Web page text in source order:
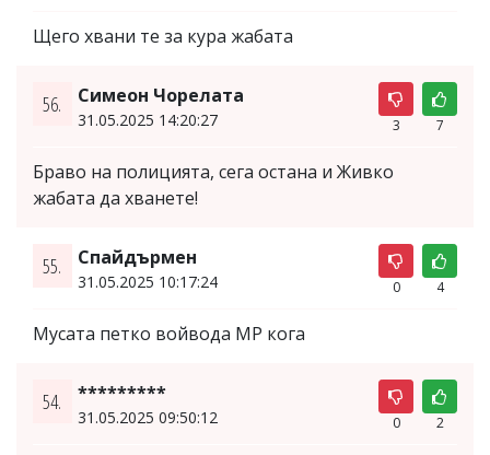
Щего хвани те за кура жабата
56. Симеон Чорелата
31.05.2025 14:20:27 3 7
Браво на полицията, сега остана и Живко
жабата да хванете!
55. Спайдърмен
31.05.2025 10:17:24 0 4
Мусата петко войвода МР кога
54. *********
31.05.2025 09:50:12 0 2